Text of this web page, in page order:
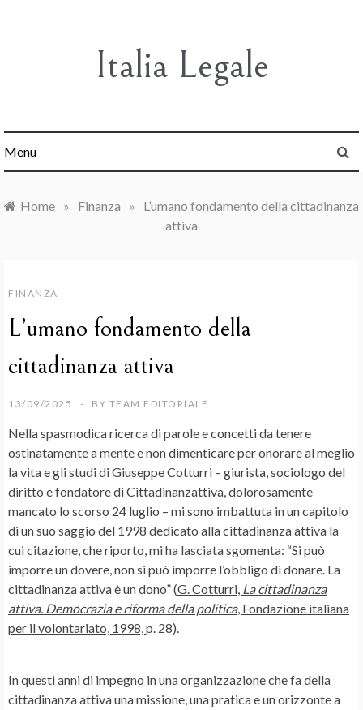
Italia Legale
Menu
Home » Finanza »
L’umano fondamento della cittadinanza
attiva
FINANZA
L’umano fondamento della
cittadinanza attiva
13/09/2025 BY TEAM EDITORIALE
Nella spasmodica ricerca di parole e concetti da tenere
ostinatamente a mente e non dimenticare per onorare al meglio
la vita e gli studi di Giuseppe Cotturri – giurista, sociologo del
diritto e fondatore di Cittadinanzattiva, dolorosamente
mancato lo scorso 24 luglio – mi sono imbattuta in un capitolo
di un suo saggio del 1998 dedicato alla cittadinanza attiva la
cui citazione, che riporto, mi ha lasciata sgomenta: “Si può
imporre un dovere, non si può imporre l’obbligo di donare. La
cittadinanza attiva è un dono” (G. Cotturri, La cittadinanza
attiva. Democrazia e riforma della politica, Fondazione italiana
per il volontariato, 1998,p. 28).
In questi anni di impegno in una organizzazione che fa della
cittadinanza attiva una missione, una pratica e un orizzonte a